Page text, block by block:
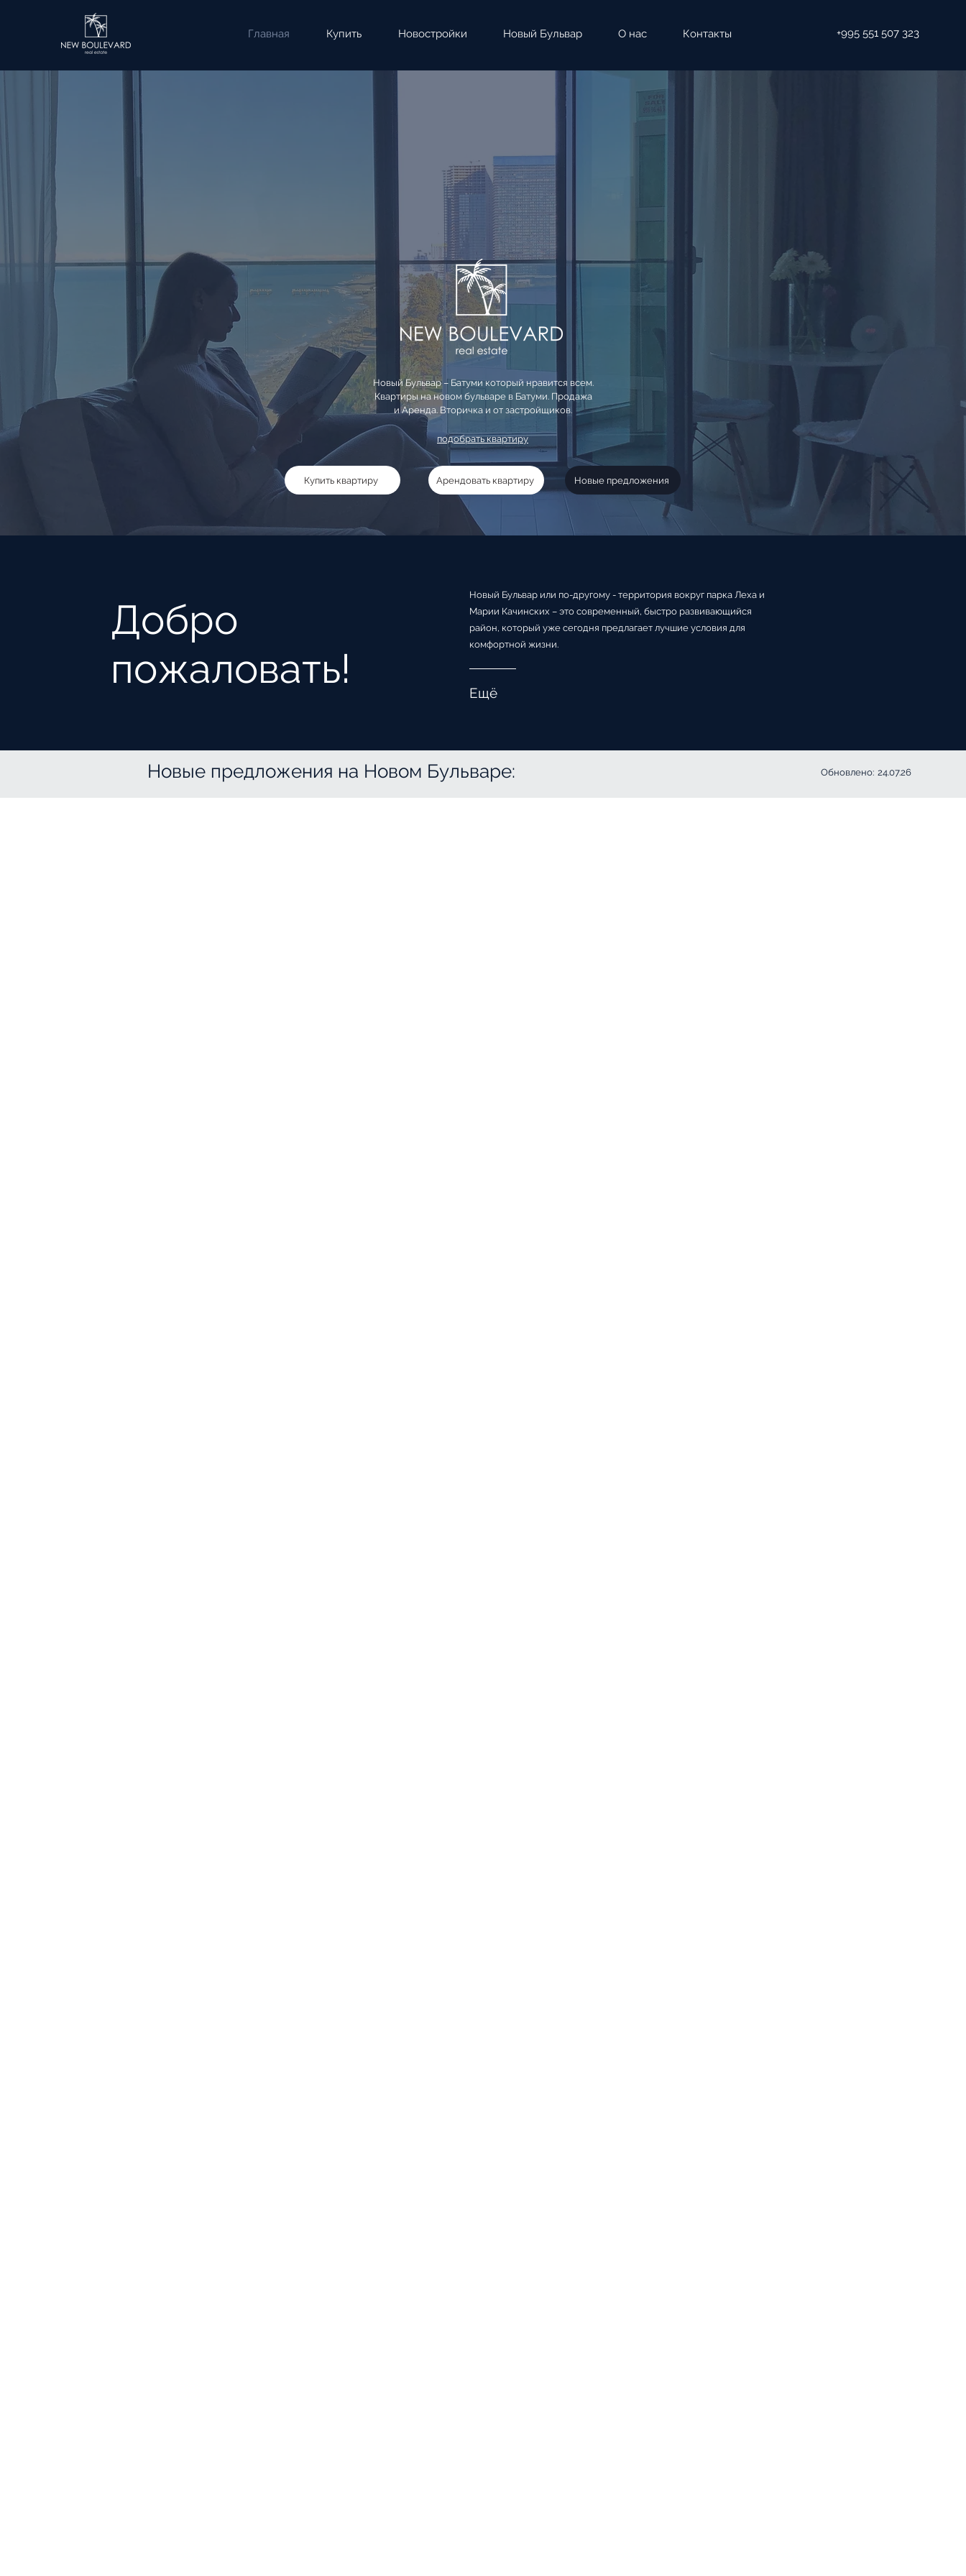
Главная Купить Новостройки Новый Бульвар О нас Контакты +995 551 507 323
Новый Бульвар – Батуми который нравится всем.
Квартиры на новом бульваре в Батуми. Продажа
и Аренда. Вторичка и от застройщиков.
подобрать квартиру
Купить квартиру Арендовать квартиру Новые предложения
Добро
пожаловать!
Новый Бульвар или по-другому - территория вокруг парка Леха и
Марии Качинских – это современный, быстро развивающийся
район, который уже сегодня предлагает лучшие условия для
комфортной жизни.
Ещё
Новые предложения на Новом Бульваре: Обновлено: 24.07.26